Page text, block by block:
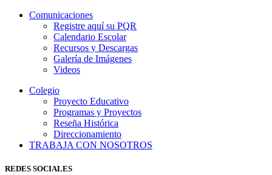
Comunicaciones
Registre aquí su PQR
Calendario Escolar
Recursos y Descargas
Galería de Imágenes
Videos
Colegio
Proyecto Educativo
Programas y Proyectos
Reseña Histórica
Direccionamiento
TRABAJA CON NOSOTROS
REDES SOCIALES